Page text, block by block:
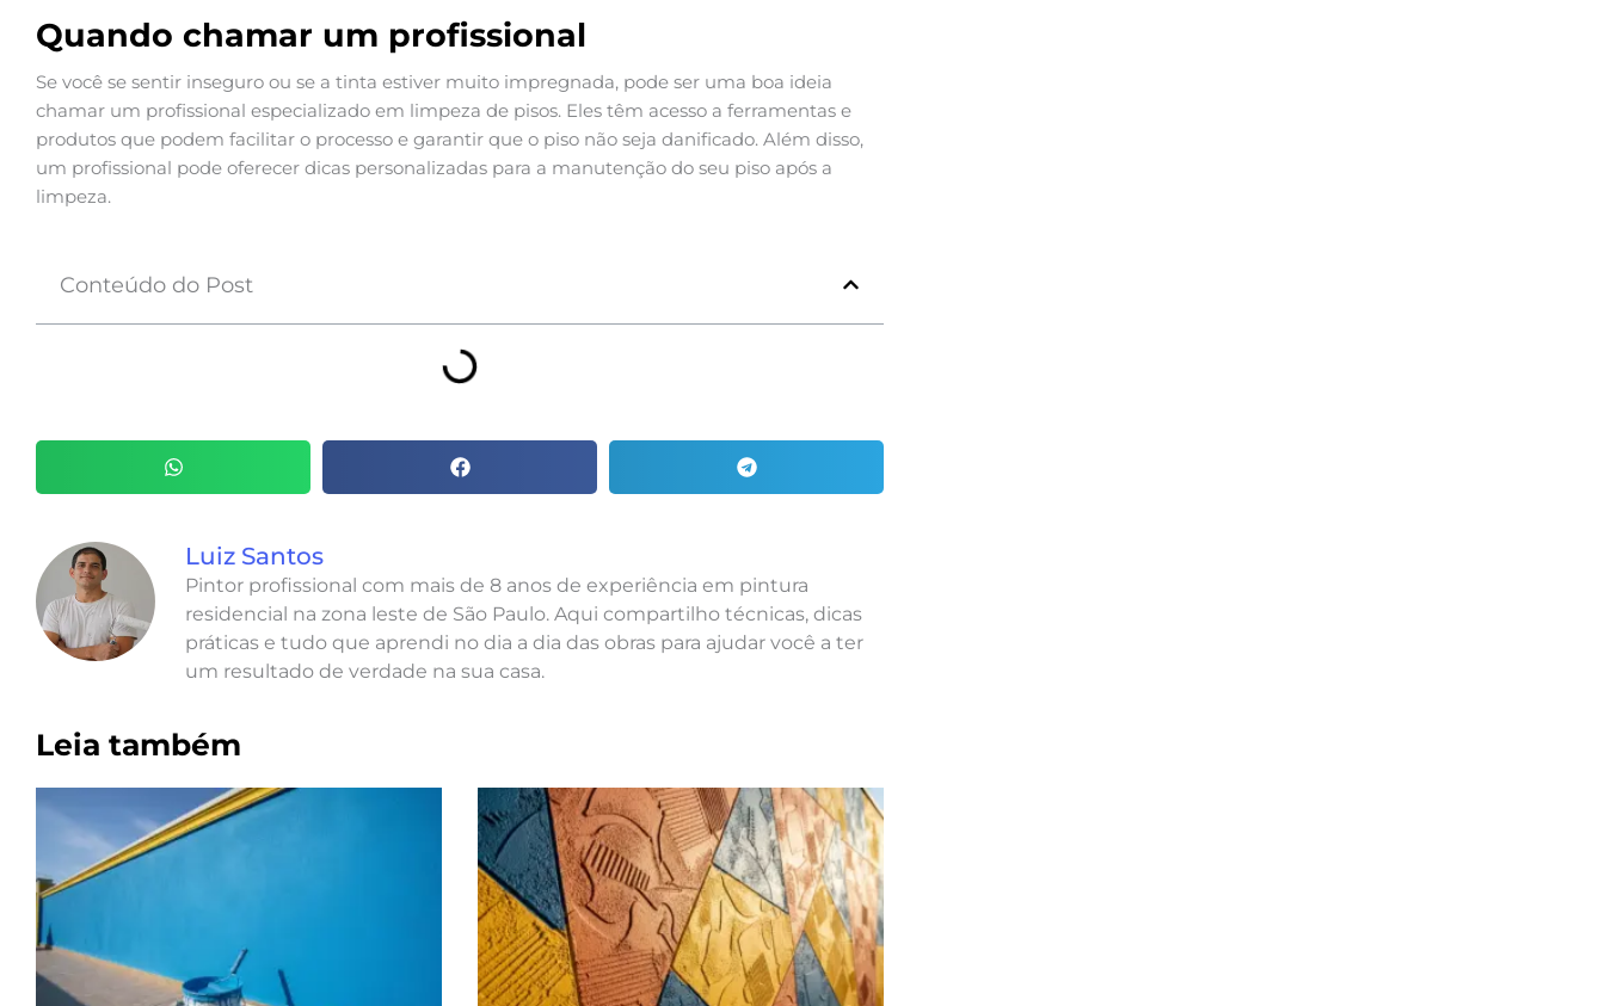
Quando chamar um profissional
Se você se sentir inseguro ou se a tinta estiver muito impregnada, pode ser uma boa ideia
chamar um profissional especializado em limpeza de pisos. Eles têm acesso a ferramentas e
produtos que podem facilitar o processo e garantir que o piso não seja danificado. Além disso,
um profissional pode oferecer dicas personalizadas para a manutenção do seu piso após a
limpeza.
Conteúdo do Post
Luiz Santos
Pintor profissional com mais de 8 anos de experiência em pintura
residencial na zona leste de São Paulo. Aqui compartilho técnicas, dicas
práticas e tudo que aprendi no dia a dia das obras para ajudar você a ter
um resultado de verdade na sua casa.
Leia também